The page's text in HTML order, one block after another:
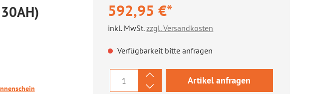
592,95 €*
inkl. MwSt.zzgl. Versandkosten
Verfügbarkeit bitte anfragen
Artikel anfragen